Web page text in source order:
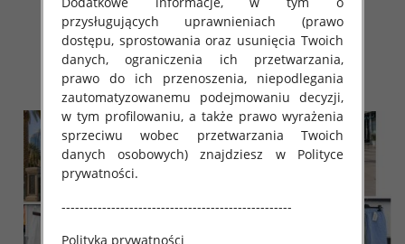
75.00 zł
szczegóły
75.00 zł
szczegóły
przysługujących uprawnieniach (prawo
dostępu, sprostowania oraz usunięcia Twoich
danych, ograniczenia ich przetwarzania,
prawo do ich przenoszenia, niepodlegania
zautomatyzowanemu podejmowaniu decyzji,
w tym profilowaniu, a także prawo wyrażenia
sprzeciwu wobec przetwarzania Twoich
danych osobowych) znajdziesz w Polityce
prywatności.
---------------------------------------------------
Polityka prywatności